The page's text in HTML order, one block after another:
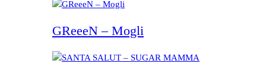
GReeeN – Mogli